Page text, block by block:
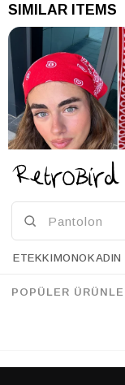
SIMILAR ITEMS
36.90 USD
45.90 USD
ETEKKIMONOKADIN
POPÜLER